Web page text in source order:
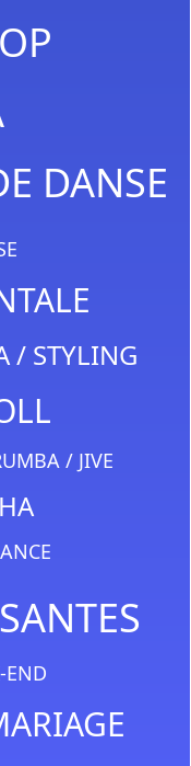
DANSE
/ STYLING
/ JIVE
END